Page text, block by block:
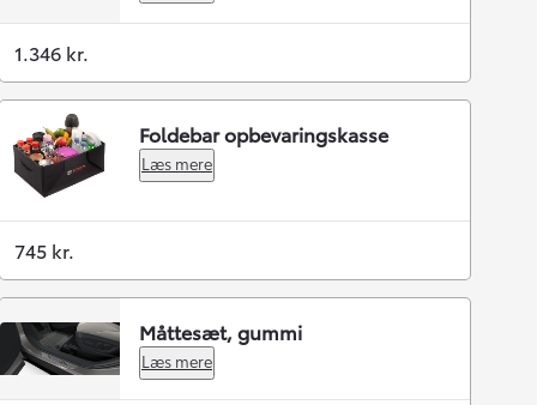
1.346 kr.
Foldebar opbevaringskasse
Læs mere
745 kr.
Måttesæt, gummi
Læs mere